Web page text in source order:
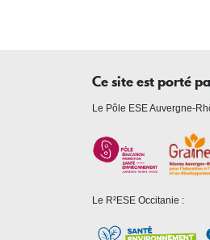
Ce site est porté
Le Pôle ESE Auvergne-
Le R²ESE Occitanie :